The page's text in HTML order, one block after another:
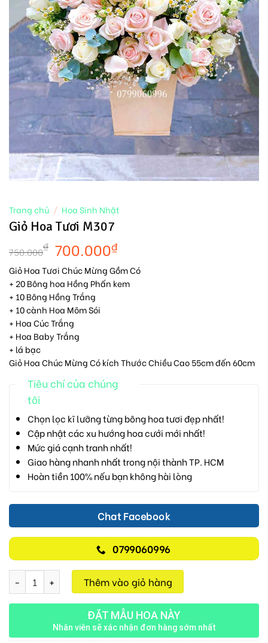
Trang chủ / Hoa Sinh Nhật
Giỏ Hoa Tươi M307
750.000₫ 700.000₫
Giỏ Hoa Tươi Chúc Mừng Gồm Có
+ 20 Bông hoa Hồng Phấn kem
+ 10 Bông Hồng Trắng
+ 10 cành Hoa Mõm Sói
+ Hoa Cúc Trắng
+ Hoa Baby Trắng
+ lá bạc
Giỏ Hoa Chúc Mừng Có kích Thước Chiều Cao 55cm đến 60cm
Tiêu chí của chúng
tôi
Chọn lọc kĩ lưỡng từng bông hoa tươi đẹp nhất!
Cập nhật các xu hướng hoa cưới mới nhất!
Mức giá cạnh tranh nhất!
Giao hàng nhanh nhất trong nội thành TP. HCM
Hoàn tiền 100% nếu bạn không hài lòng
Chat Facebook
0799060996
Giỏ Hoa Tươi M307 số lượngThêm vào giỏ hàng
ĐẶT MẪU HOA NÀY
Nhân viên sẽ xác nhận đơn hàng sớm nhất